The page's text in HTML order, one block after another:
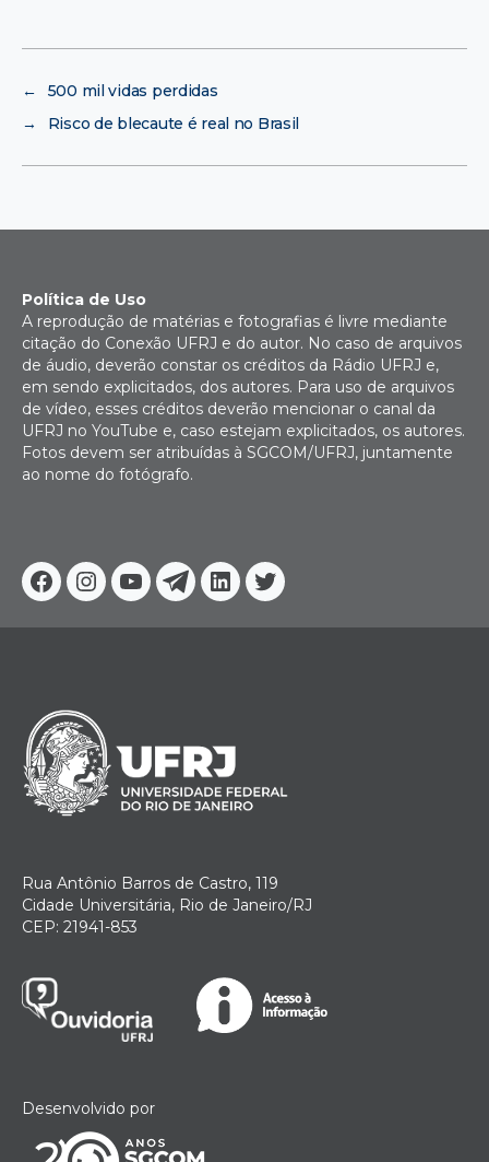
←
500 mil vidas perdidas
→
Risco de blecaute é real no Brasil
Facebook
Instagram
YoutubeTelegram
Linkedin
Twitter
Política de Uso
A reprodução de matérias e fotografias é livre mediante
citação do Conexão UFRJ e do autor. No caso de arquivos
de áudio, deverão constar os créditos da Rádio UFRJ e,
em sendo explicitados, dos autores. Para uso de arquivos
de vídeo, esses créditos deverão mencionar o canal da
UFRJ no YouTube e, caso estejam explicitados, os autores.
Fotos devem ser atribuídas à SGCOM/UFRJ, juntamente
ao nome do fotógrafo.
Rua Antônio Barros de Castro, 119
Cidade Universitária, Rio de Janeiro/RJ
CEP: 21941-853
Desenvolvido por